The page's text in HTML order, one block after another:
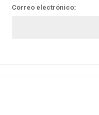
Correo electrónico: